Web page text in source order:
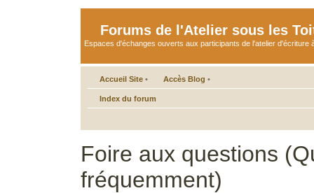
Forums de l'Atelier sous les
Espaces d'échanges ouverts aux participants de l'atelier d'écriture
Accueil Site • Accès Blog •
Index du forum
Foire aux questions
fréquemment)